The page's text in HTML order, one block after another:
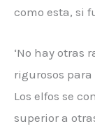
como esta, si
‘No hay otras
rigurosos para
Los elfos se
superior a